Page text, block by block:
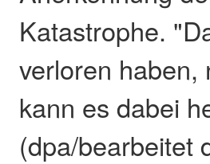
Katastrophe.
verloren haben,
kann es dabei
(dpa/bearbeitet